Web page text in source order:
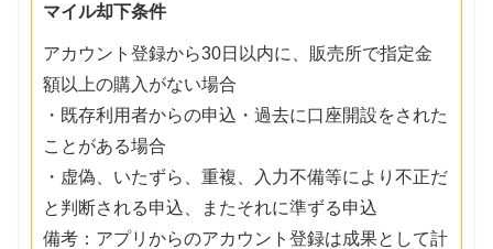
マイル却下条件
アカウント登録から30日以内に、販売所で指定金
額以上の購入がない場合
・既存利用者からの申込・過去に口座開設をされた
ことがある場合
・虚偽、いたずら、重複、入力不備等により不正だ
と判断される申込、またそれに準ずる申込
備考：アプリからのアカウント登録は成果として計